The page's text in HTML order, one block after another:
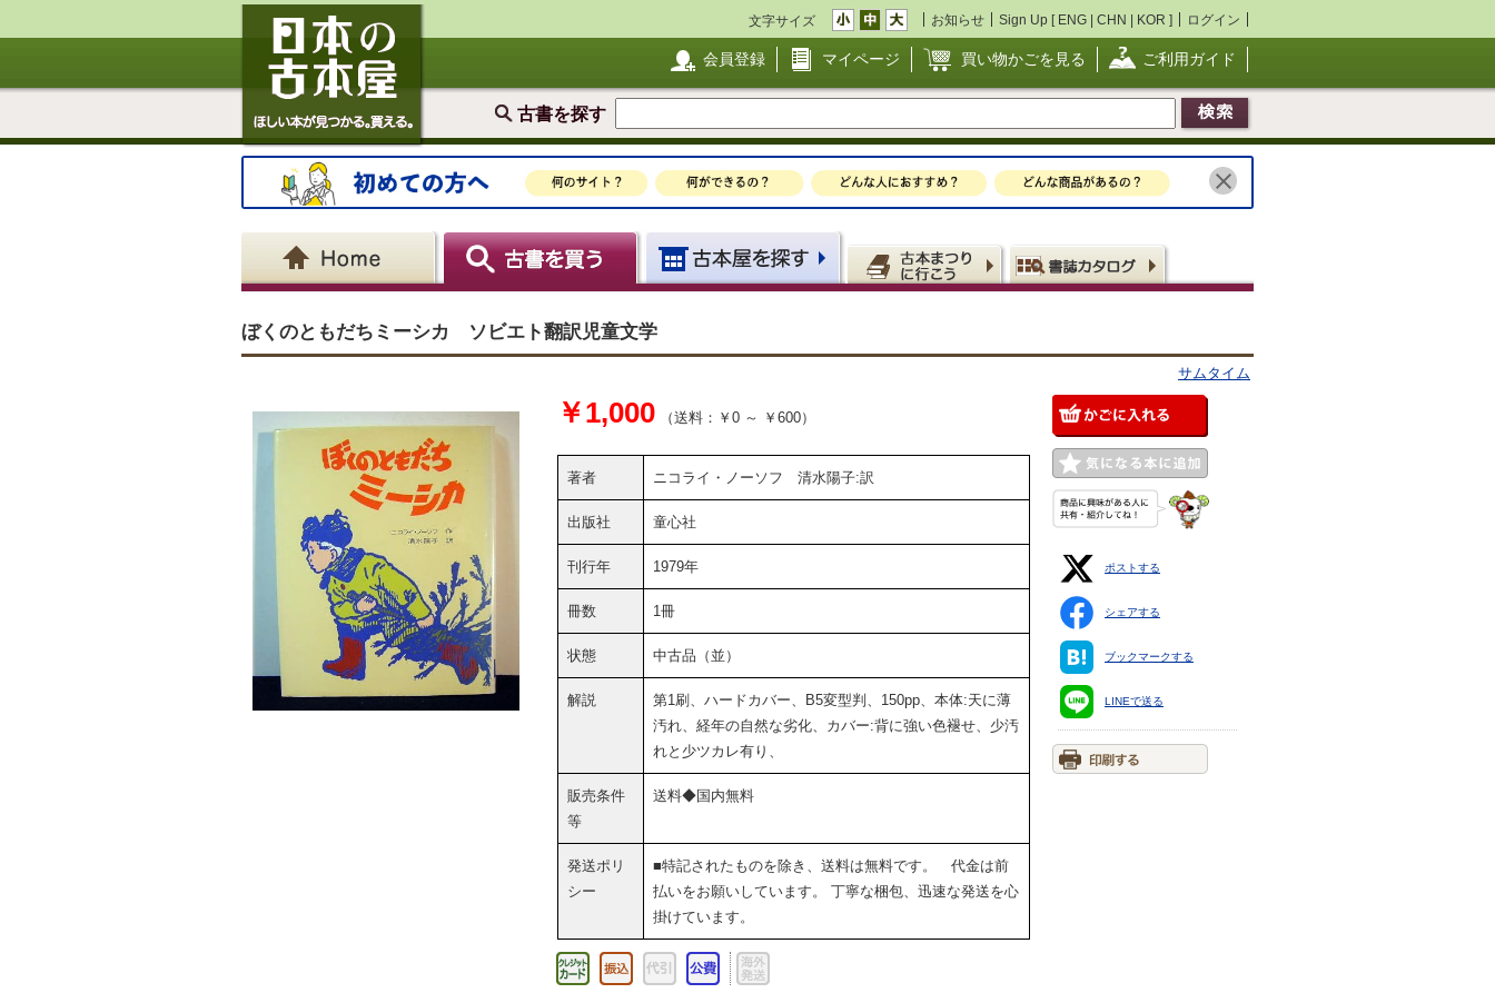
文字サイズ お知らせ Sign Up [ ENG | CHN | KOR ] ログイン
会員登録 マイページ 買い物かごを見る ご利用ガイド
古書を探す
ぼくのともだちミーシカ ソビエト翻訳児童文学
サムタイム
￥1,000 （送料：￥0 ～ ￥600）
著者 ニコライ・ノーソフ 清水陽子:訳
出版社 童心社
刊行年 1979年
冊数 1冊
状態 中古品（並）
解説
第1刷、ハードカバー、B5変型判、150pp、本体:天に薄
汚れ、経年の自然な劣化、カバー:背に強い色褪せ、少汚
れと少ツカレ有り、
販売条件
等
送料◆国内無料
発送ポリ
シー
■特記されたものを除き、送料は無料です。 代金は前
払いをお願いしています。 丁寧な梱包、迅速な発送を心
掛けています。
ポストする
シェアする
ブックマークする
LINEで送る